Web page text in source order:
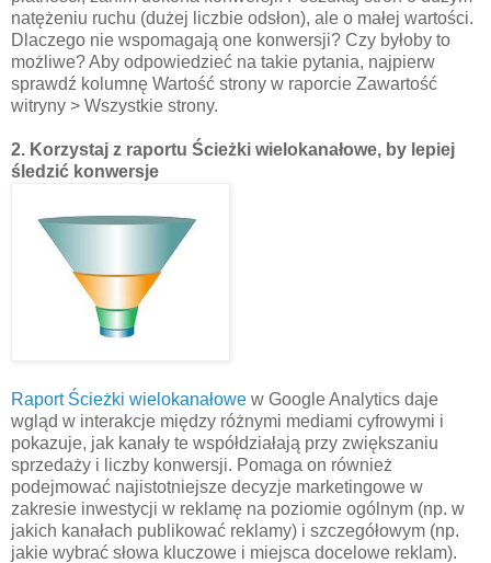
natężeniu ruchu (dużej liczbie odsłon), ale o małej wartości.
Dlaczego nie wspomagają one konwersji? Czy byłoby to
możliwe? Aby odpowiedzieć na takie pytania, najpierw
sprawdź kolumnę Wartość strony w raporcie Zawartość
witryny > Wszystkie strony.
2. Korzystaj z raportu Ścieżki wielokanałowe, by lepiej
śledzić konwersje
Raport Ścieżki wielokanałowe w Google Analytics daje
wgląd w interakcje między różnymi mediami cyfrowymi i
pokazuje, jak kanały te współdziałają przy zwiększaniu
sprzedaży i liczby konwersji. Pomaga on również
podejmować najistotniejsze decyzje marketingowe w
zakresie inwestycji w reklamę na poziomie ogólnym (np. w
jakich kanałach publikować reklamy) i szczegółowym (np.
jakie wybrać słowa kluczowe i miejsca docelowe reklam).